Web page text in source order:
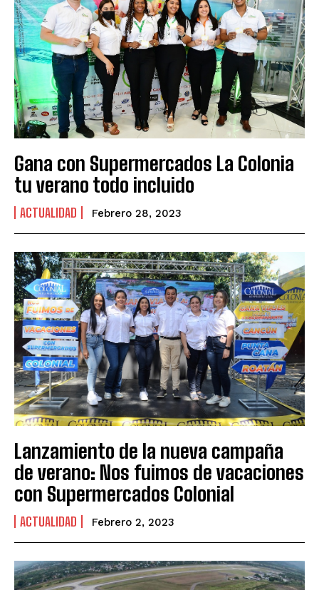
Gana con Supermercados La Colonia
tu verano todo incluido
ACTUALIDAD Febrero 28, 2023
Lanzamiento de la nueva campaña
de verano: Nos fuimos de vacaciones
con Supermercados Colonial
ACTUALIDAD Febrero 2, 2023